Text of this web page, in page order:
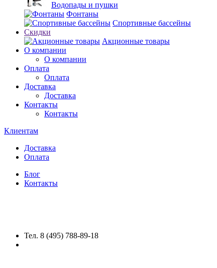
Водопады и пушки
Фонтаны
Спортивные бассейны
Скидки
Акционные товары
О компании
О компании
Оплата
Оплата
Доставка
Доставка
Контакты
Контакты
Клиентам
Доставка
Оплата
Блог
Контакты
Тел. 8 (495) 788-89-18